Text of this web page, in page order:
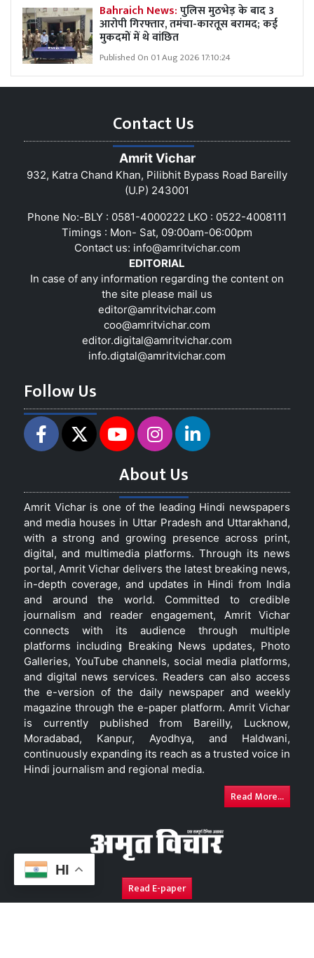
HI
Bahraich News:पुलिस मुठभेड़ के बाद 3
आरोपी गिरफ्तार, तमंचा-कारतूस बरामद; कई
मुकदमों में थे वांछित
Published On 01 Aug 2026 17:10:24
Contact Us
Amrit Vichar
932, Katra Chand Khan, Pilibhit Bypass Road Bareilly
(U.P) 243001
Phone No:-BLY : 0581-4000222 LKO : 0522-4008111
Timings : Mon- Sat, 09:00am-06:00pm
Contact us: info@amritvichar.com
EDITORIAL
In case of any information regarding the content on
the site please mail us
editor@amritvichar.com
coo@amritvichar.com
editor.digital@amritvichar.com
info.digtal@amritvichar.com
Follow Us
About Us
Amrit Vichar is one of the leading Hindi newspapers
and media houses in Uttar Pradesh and Uttarakhand,
with a strong and growing presence across print,
digital, and multimedia platforms. Through its news
portal, Amrit Vichar delivers the latest breaking news,
in-depth coverage, and updates in Hindi from India
and around the world. Committed to credible
journalism and reader engagement, Amrit Vichar
connects with its audience through multiple
platforms including Breaking News updates, Photo
Galleries, YouTube channels, social media platforms,
and digital news services. Readers can also access
the e-version of the daily newspaper and weekly
magazine through the e-paper platform. Amrit Vichar
is currently published from Bareilly, Lucknow,
Moradabad, Kanpur, Ayodhya, and Haldwani,
continuously expanding its reach as a trusted voice in
Hindi journalism and regional media.
Read More...
Read E-paper